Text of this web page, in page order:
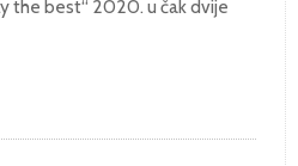
the best“ 2020. u čak dvije